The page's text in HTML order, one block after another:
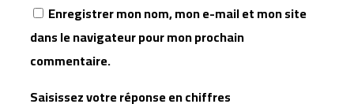
Enregistrer mon nom, mon e-mail et mon site
dans le navigateur pour mon prochain
commentaire.
Saisissez votre réponse en chiffres